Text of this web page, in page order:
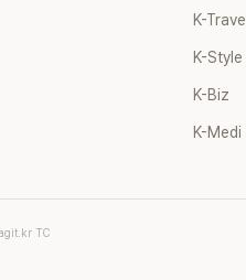
K-Travel
K-Style
K-Biz
K-Medi
TC